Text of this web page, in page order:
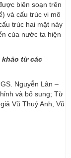
biên soạn trên
và cấu trúc vi mô
trúc hai mặt này
của nước ta hiện
khảo từ các
Nguyễn Lân –
và bổ sung; Từ
Vũ Thuý Anh, Vũ